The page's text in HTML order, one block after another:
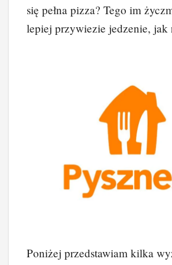
się pełna pizza? Tego im
lepiej przywiezie jedzenie, jak
Poniżej przedstawiam kilka